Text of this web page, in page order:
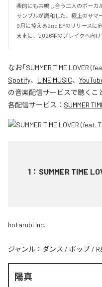
楽的にも共鳴し合う二人のボーカ
サンブルが調和した、極上のサマ
9月に控える2nd EPのリリースに
ままに、2026年のブレイクへ向け
なお「SUMMER TIME LOVER
Spotify、 LINE MUSIC、
の音楽配信サービスで聴くこ
各配信サービス： SUMMER
1 ： SUMMER TIME
hotarubi Inc.
ジャンル： ダンス / ポップ /
陽真